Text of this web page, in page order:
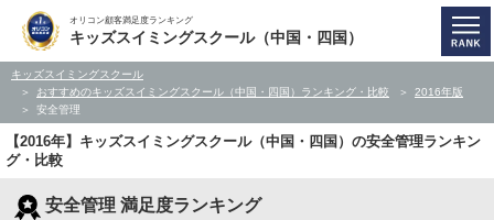
オリコン顧客満足度ランキング
キッズスイミングスクール（中国・四国）
キッズスイミングスクール
おすすめのキッズスイミングスクール（中国・四国）ランキング・比較
2016年版
安全管理
【2016年】キッズスイミングスクール（中国・四国）の安全管理ランキン
グ・比較
安全管理 満足度ランキング